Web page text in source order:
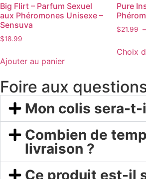
Big Flirt – Parfum Sexuel
aux Phéromones Unisexe –
Sensuva
$18.99
Ajouter au panier
Pure
$21.99 –
Choix
Foire aux
Mon colis sera-
Combien de
livraison ?
Ce produit est-il